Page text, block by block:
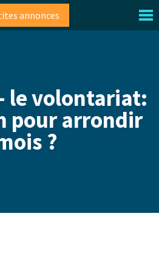
annonces
le volontariat:
pour arrondir
?